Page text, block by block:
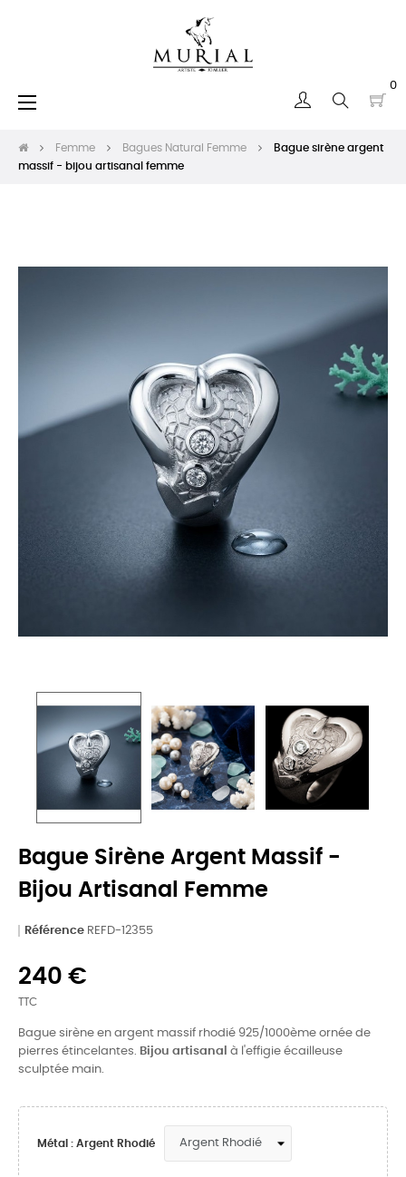
0
Basculer
☰
Femme Bagues Natural Femme
Bague sirène argent
massif - bijou artisanal femme
Bague Sirène Argent Massif -
Bijou Artisanal Femme
Référence REFD-12355
240 €
TTC
Bague sirène en argent massif rhodié 925/1000ème ornée de
pierres étincelantes.
Bijou artisanal
à l'effigie écailleuse
sculptée main.
Métal : Argent Rhodié